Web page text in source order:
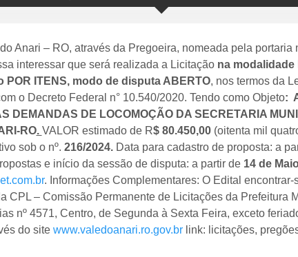
Anari – RO, através da Pregoeira, nomeada pela portaria
interessar que será realizada a Licitação na modalidade
POR ITENS, modo de disputa ABERTO, nos termos da
o Decreto Federal n° 10.540/2020. Tendo como Objeto:
DEMANDAS DE LOCOMOÇÃO DA SECRETARIA
RO. VALOR estimado de R$80.450,00(oitenta mil
sob o nº. 216/2024.Data para cadastro de proposta: a
e início da sessão de disputa: a partir de 14 de
. Informações Complementares: O Edital
CPL – Comissão Permanente de Licitações da Prefeitura
nº 4571, Centro, de Segunda à Sexta Feira, exceto
do site www.valedoanari.ro.gov.brlink: licitações,